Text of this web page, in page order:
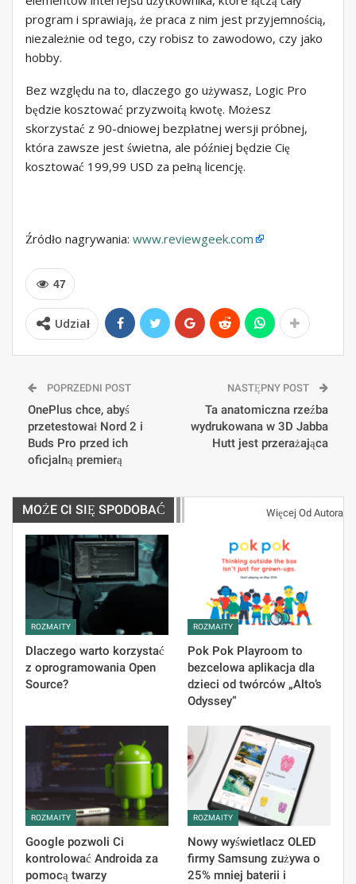
program i sprawiają, że praca z nim jest przyjemnością,
niezależnie od tego, czy robisz to zawodowo, czy jako
hobby.
Bez względu na to, dlaczego go używasz, Logic Pro
będzie kosztować przyzwoitą kwotę. Możesz
skorzystać z 90-dniowej bezpłatnej wersji próbnej,
która zawsze jest świetna, ale później będzie Cię
kosztować 199,99 USD za pełną licencję.
Źródło nagrywania: www.reviewgeek.com
47
Udział
POPRZEDNI POST
OnePlus chce, abyś
przetestował Nord 2 i
Buds Pro przed ich
oficjalną premierą
NASTĘPNY POST
Ta anatomiczna rzeźba
wydrukowana w 3D Jabba
Hutt jest przerażająca
MOŻE CI SIĘ SPODOBAĆ Więcej Od Autora
ROZMAITY
Dlaczego warto korzystać
z oprogramowania Open
Source?
ROZMAITY
Pok Pok Playroom to
bezcelowa aplikacja dla
dzieci od twórców „Alto’s
Odyssey”
ROZMAITY
Google pozwoli Ci
kontrolować Androida za
pomocą twarzy
ROZMAITY
Nowy wyświetlacz OLED
firmy Samsung zużywa o
25% mniej baterii i